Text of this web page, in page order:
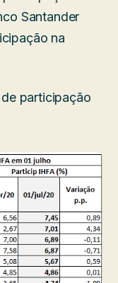
Santander
na
participação